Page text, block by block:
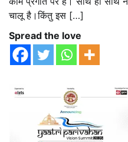
चालू है।किंतु इस […]
Spread the love